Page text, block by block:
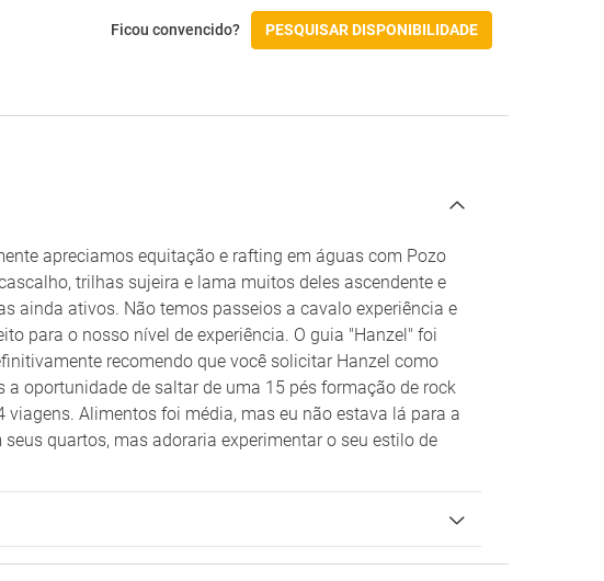
Ficou convencido? PESQUISAR DISPONIBILIDADE
apreciamos equitação e rafting em águas com Pozo
trilhas sujeira e lama muitos deles ascendente e
ainda ativos. Não temos passeios a cavalo experiência e
para o nosso nível de experiência. O guia "Hanzel" foi
recomendo que você solicitar Hanzel como
oportunidade de saltar de uma 15 pés formação de rock
Alimentos foi média, mas eu não estava lá para a
quartos, mas adoraria experimentar o seu estilo de